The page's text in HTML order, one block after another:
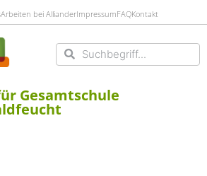
Arbeiten bei AllianderImpressumFAQKontakt
SucheSuche
Gesamtschule